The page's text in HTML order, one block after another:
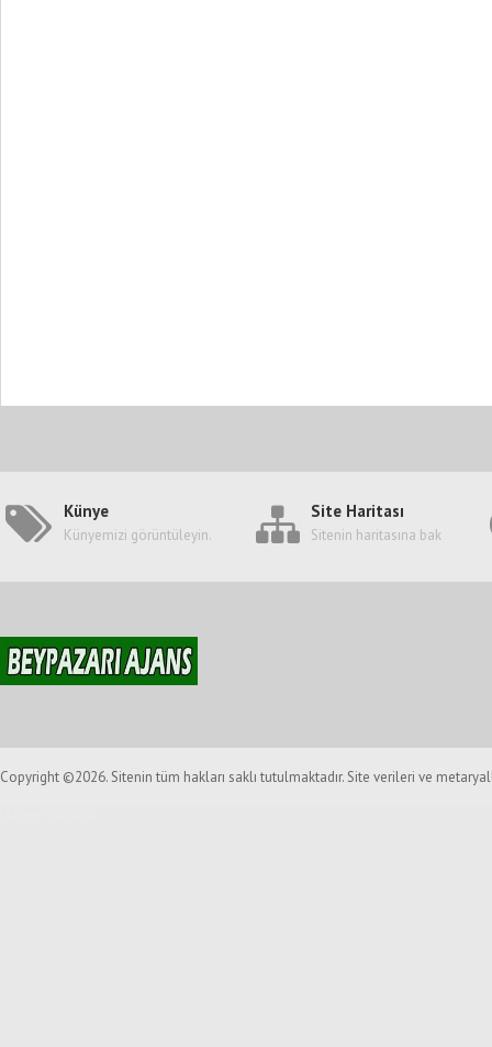
Künye
Künyemizi görüntüleyin.
Site Haritası
Sitenin haritasına bak
Copyright ©2026. Sitenin tüm hakları saklı tutulmaktadır. Site verileri ve